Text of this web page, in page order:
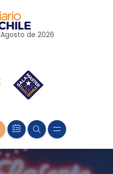
Agosto de 2026